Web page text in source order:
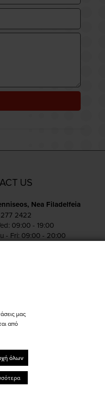
US
Nea Filadelfeia
2422
09:00 - 19:00
- Fri: 09:00 - 20:00
world.gr
with Keyvos by
μας
από
όλων